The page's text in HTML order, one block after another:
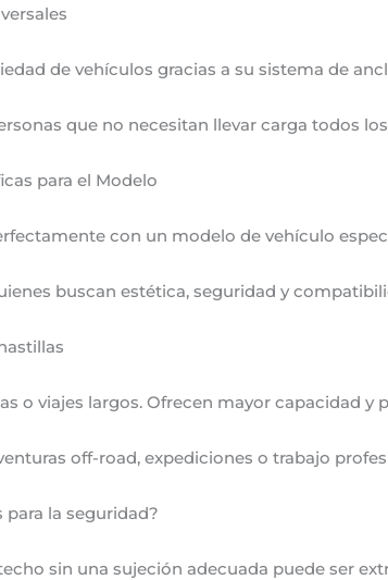
de vehículos gracias a su sistema de
que no necesitan llevar carga todos
para el Modelo
con un modelo de vehículo
buscan estética, seguridad y
o viajes largos. Ofrecen mayor capacidad
off-road, expediciones o trabajo
la seguridad?
sin una sujeción adecuada puede ser